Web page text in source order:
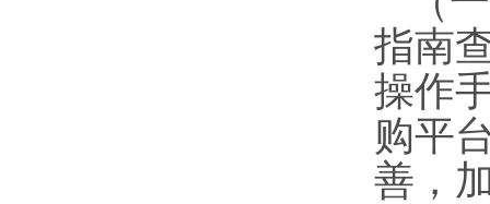
指南
操作
购平
善，